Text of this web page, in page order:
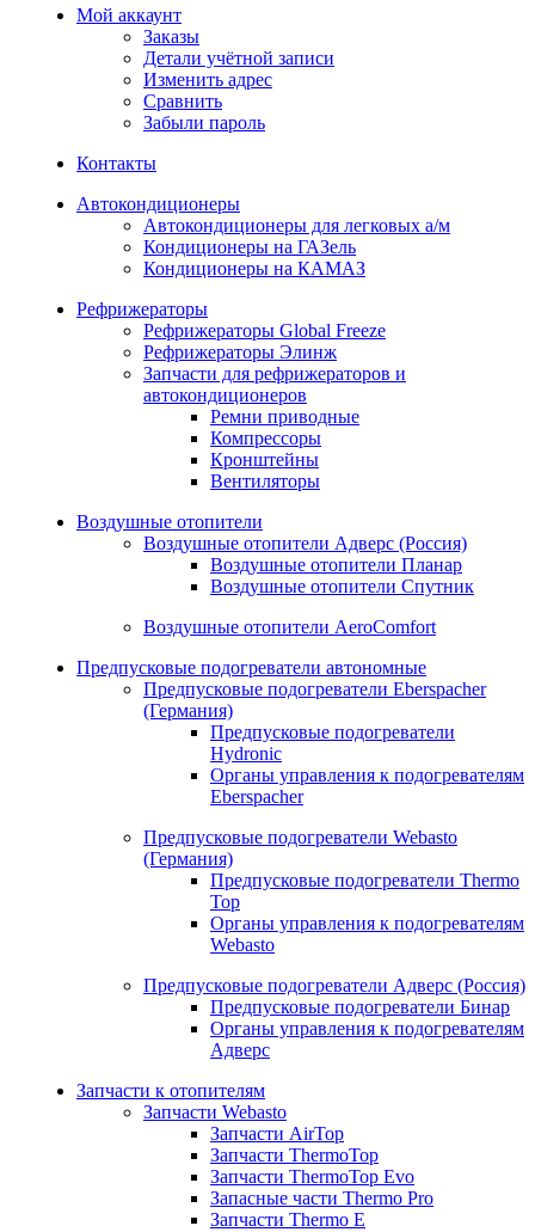
Мой аккаунт
Заказы
Детали учётной записи
Изменить адрес
Сравнить
Забыли пароль
Контакты
Автокондиционеры
Автокондиционеры для легковых а/м
Кондиционеры на ГАЗель
Кондиционеры на КАМАЗ
Рефрижераторы
Рефрижераторы Global Freeze
Рефрижераторы Элинж
Запчасти для рефрижераторов и
автокондиционеров
Ремни приводные
Компрессоры
Кронштейны
Вентиляторы
Воздушные отопители
Воздушные отопители Адверс (Россия)
Воздушные отопители Планар
Воздушные отопители Спутник
Воздушные отопители AeroComfort
Предпусковые подогреватели автономные
Предпусковые подогреватели Eberspacher
(Германия)
Предпусковые подогреватели
Hydronic
Органы управления к подогревателям
Eberspacher
Предпусковые подогреватели Webasto
(Германия)
Предпусковые подогреватели Thermo
Top
Органы управления к подогревателям
Webasto
Предпусковые подогреватели Адверс (Россия)
Предпусковые подогреватели Бинар
Органы управления к подогревателям
Адверс
Запчасти к отопителям
Запчасти Webasto
Запчасти AirTop
Запчасти ThermoTop
Запчасти ThermoTop Evo
Запасные части Thermo Pro
Запчасти Thermo E